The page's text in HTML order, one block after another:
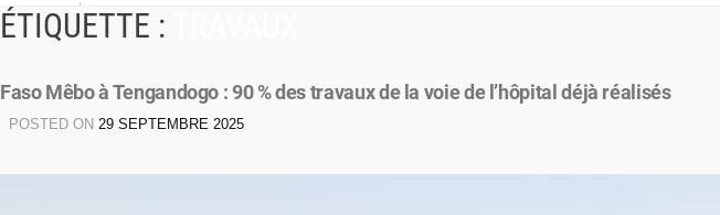
ÉTIQUETTE :
Faso Mêbo à Tengandogo : 90 % des travaux de la voie de l’hôpital déjà réalisés
POSTED ON 29 SEPTEMBRE 2025